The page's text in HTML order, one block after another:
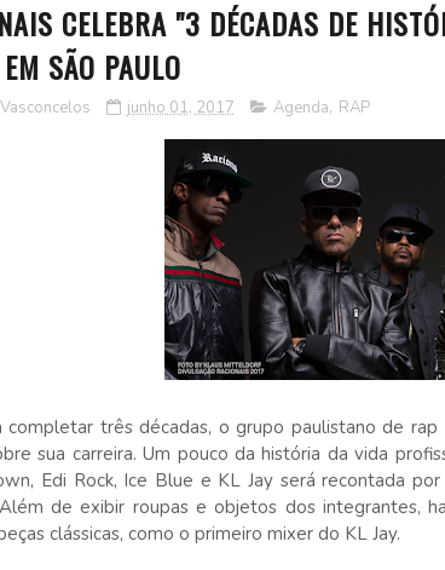
CELEBRA "3 DÉCADAS DE
SÃO PAULO
junho 01, 2017 Agenda, RAP
completar três décadas, o grupo paulistano de
sua carreira. Um pouco da história da vida
Edi Rock, Ice Blue e KL Jay será recontada
de exibir roupas e objetos dos integrantes,
clássicas, como o primeiro mixer do KL Jay.